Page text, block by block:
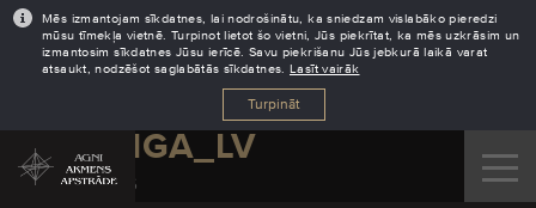
Mēs izmantojam sīkdatnes, lai nodrošinātu, ka sniedzam vislabāko pieredzi
mūsu tīmekļa vietnē. Turpinot lietot šo vietni, Jūs piekrītat, ka mēs uzkrāsim un
izmantosim sīkdatnes Jūsu ierīcē. Savu piekrišanu Jūs jebkurā laikā varat
atsaukt, nodzēšot saglabātās sīkdatnes. Lasīt vairāk
Turpināt
AGNI_RIGA_LV
October 31, 2016